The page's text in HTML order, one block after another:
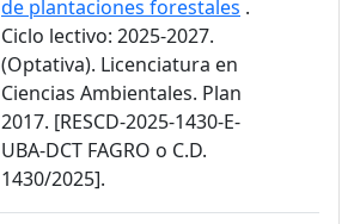
de plantaciones forestales .
Ciclo lectivo: 2025-2027.
(Optativa). Licenciatura en
Ciencias Ambientales. Plan
2017. [RESCD-2025-1430-E-
UBA-DCT FAGRO o C.D.
1430/2025].